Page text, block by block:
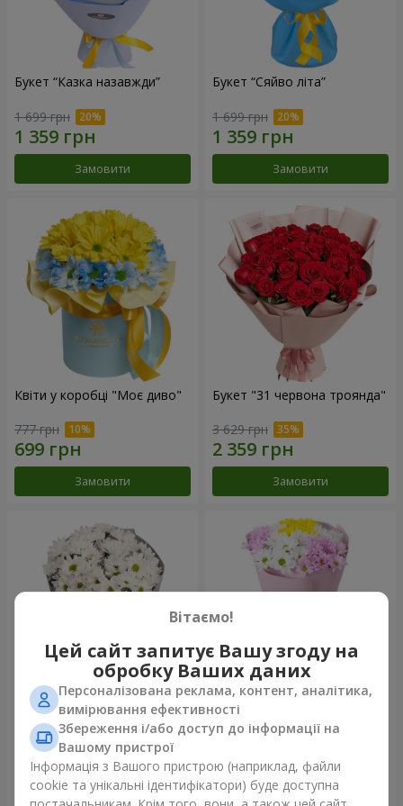
Букет “Казка назавжди”
1 699 грн
Замовити
Букет “Сяйво літа”
1 699 грн
Замовити
Квіти у коробці "Моє диво"
777 грн
Замовити
Букет "31 червона троянда"
3 629 грн
Замовити
Букет "Кіото" з 5 білих
хризантем
999 грн
Замовити
Букет "Пори року"
Замовити
Вітаємо!
Цей сайт запитує Вашу згоду на
обробку Ваших даних
Персоналізована реклама, контент, аналітика,
вимірювання ефективності
Збереження і/або доступ до інформації на
Вашому пристрої
Інформація з Вашого пристрою (наприклад, файли
cookie та унікальні ідентифікатори) буде доступна